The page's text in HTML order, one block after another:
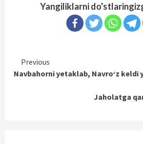
Yangiliklarni
Continue
Reading
Previous
Navbahorni yetaklab, Navro‘z keldi
Jaholatga